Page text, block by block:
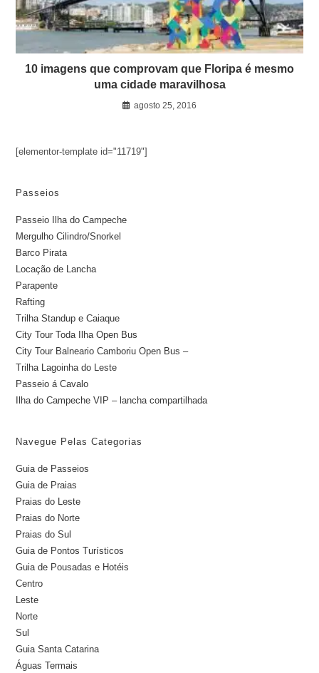
10 imagens que comprovam que Floripa é mesmo
uma cidade maravilhosa
agosto 25, 2016
[elementor-template id="11719"]
Passeios
Passeio Ilha do Campeche
Mergulho Cilindro/Snorkel
Barco Pirata
Locação de Lancha
Parapente
Rafting
Trilha Standup e Caiaque
City Tour Toda Ilha Open Bus
City Tour Balneario Camboriu Open Bus –
Trilha Lagoinha do Leste
Passeio á Cavalo
Ilha do Campeche VIP – lancha compartilhada
Navegue Pelas Categorias
Guia de Passeios
Guia de Praias
Praias do Leste
Praias do Norte
Praias do Sul
Guia de Pontos Turísticos
Guia de Pousadas e Hotéis
Centro
Leste
Norte
Sul
Guia Santa Catarina
Águas Termais